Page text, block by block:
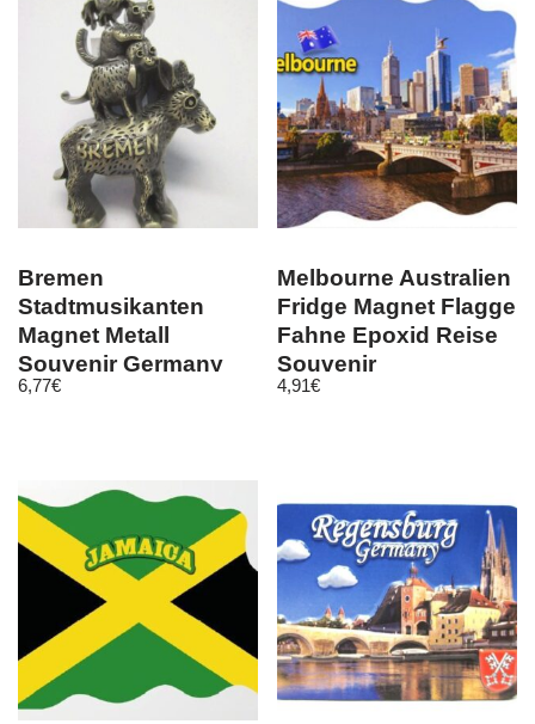
Bremen
Stadtmusikanten
Magnet Metall
Souvenir Germany
(bro)
6,77€
Melbourne Australien
Fridge Magnet Flagge
Fahne Epoxid Reise
Souvenir
4,91€